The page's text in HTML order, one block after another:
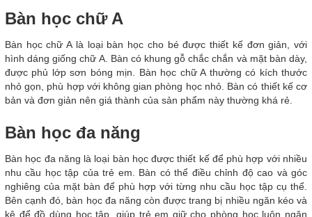
Bàn học chữ A
Bàn học chữ A là loại bàn học cho bé được thiết kế đơn giản, với
hình dáng giống chữ A. Bàn có khung gỗ chắc chắn và mặt bàn dày,
được phủ lớp sơn bóng mịn. Bàn học chữ A thường có kích thước
nhỏ gọn, phù hợp với không gian phòng học nhỏ. Bàn có thiết kế cơ
bản và đơn giản nên giá thành của sản phẩm này thường khá rẻ.
Bàn học đa năng
Bàn học đa năng là loại bàn học được thiết kế để phù hợp với nhiều
nhu cầu học tập của trẻ em. Bàn có thể điều chỉnh độ cao và góc
nghiêng của mặt bàn để phù hợp với từng nhu cầu học tập cụ thể.
Bên cạnh đó, bàn học đa năng còn được trang bị nhiều ngăn kéo và
kệ để đồ dùng học tập, giúp trẻ em giữ cho phòng học luôn ngăn